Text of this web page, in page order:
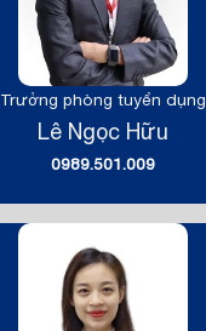
Trưởng phòng tuyển dụng
Lê Ngọc Hữu
0989.501.009